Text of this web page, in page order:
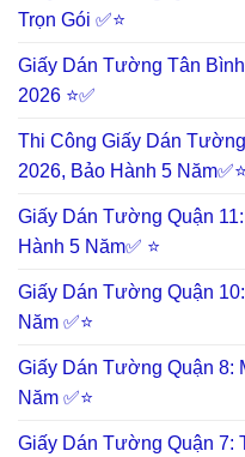
Trọn Gói ✅⭐
Giấy Dán Tường Tân
2026 ⭐✅
Thi Công Giấy Dán
2026, Bảo Hành 5 Năm✅⭐
Giấy Dán Tường Quận
Hành 5 Năm✅ ⭐
Giấy Dán Tường Quận
Năm ✅⭐
Giấy Dán Tường Quận 8:
Năm ✅⭐
Giấy Dán Tường Quận 7: